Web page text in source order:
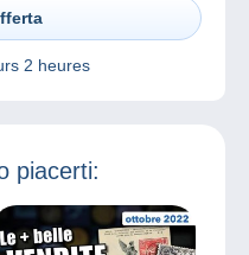
2 heures
piacerti: